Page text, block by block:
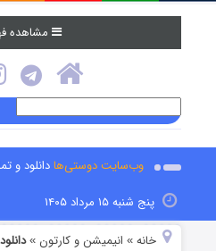
مشاهده
وب‌سایت دوستی‌هادانلود و
پنج شنبه ۱۵ مرداد ۱۴۰۵
خانه » انیمیشن و کارتون »